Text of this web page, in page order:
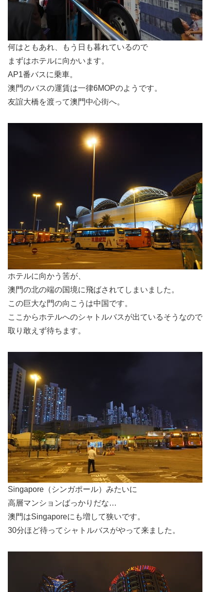
何はともあれ、もう日も暮れているので
まずはホテルに向かいます。
AP1番バスに乗車。
澳門のバスの運賃は一律6MOPのようです。
友誼大橋を渡って澳門中心街へ。
ホテルに向かう筈が、
澳門の北の端の国境に飛ばされてしまいました。
この巨大な門の向こうは中国です。
ここからホテルへのシャトルバスが出ているそうなので
取り敢えず待ちます。
Singapore（シンガポール）みたいに
高層マンションばっかりだな…
澳門はSingaporeにも増して狭いです。
30分ほど待ってシャトルバスがやって来ました。